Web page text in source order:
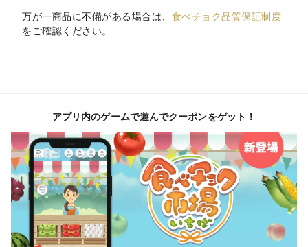
万が一商品に不備がある場合は、 食べチョク品質保証制度
をご確認ください。
アプリ内のゲームで遊んでクーポンをゲット！